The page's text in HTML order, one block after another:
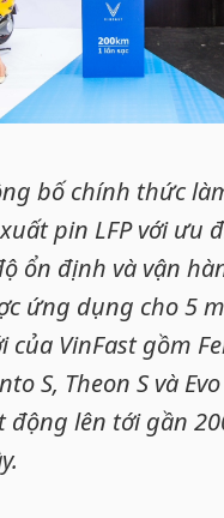
bố chính thức
pin LFP với ưu
ổn định và vận
ứng dụng cho 5
của VinFast gồm
S, Theon S và
động lên tới gần